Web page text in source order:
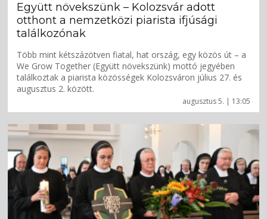
augusztus 5. | 13:05
Együtt növekszünk – Kolozsvár adott
otthont a nemzetközi piarista ifjúsági
találkozónak
Több mint kétszázötven fiatal, hat ország, egy közös út – a
We Grow Together (Együtt növekszünk) mottó jegyében
találkoztak a piarista közösségek Kolozsváron július 27. és
augusztus 2. között.